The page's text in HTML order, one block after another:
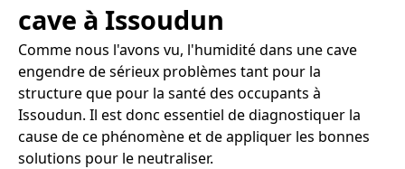
cave à Issoudun
Comme nous l'avons vu, l'humidité dans une cave
engendre de sérieux problèmes tant pour la
structure que pour la santé des occupants à
Issoudun. Il est donc essentiel de diagnostiquer la
cause de ce phénomène et de appliquer les bonnes
solutions pour le neutraliser.